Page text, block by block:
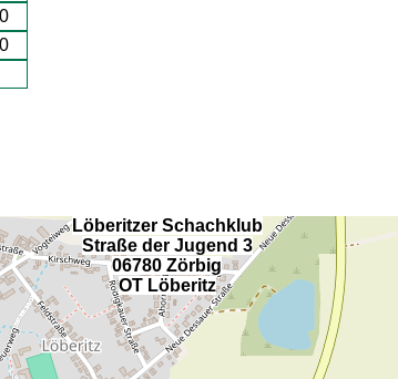
Löberitzer Schachklub
Straße der Jugend 3
06780 Zörbig
OT Löberitz